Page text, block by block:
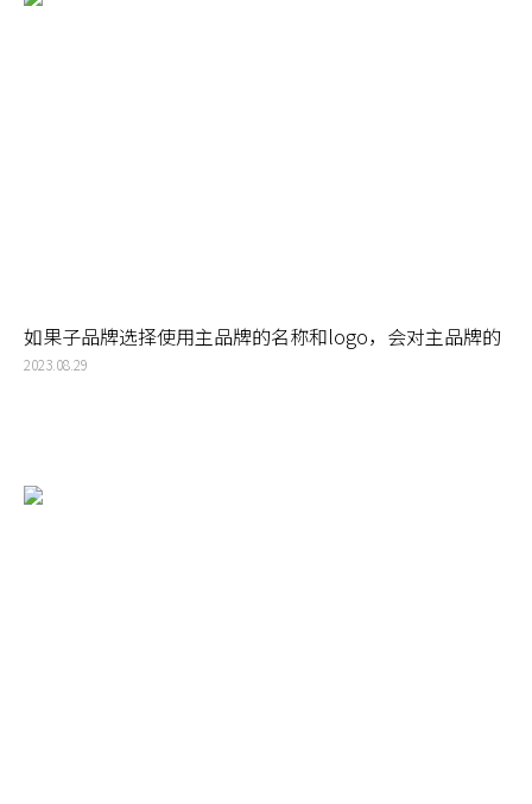
如果子品牌选择使用主品牌的名称和logo，会对主品牌的
声誉和认知度有什么影响吗？
2023.08.29